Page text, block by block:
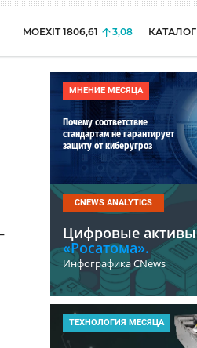
MOEXIT 1806,61 3,08 КАТАЛОГ
МНЕНИЕ МЕСЯЦА
Почему соответствие
стандартам не гарантирует
защиту от киберугроз
CNEWS ANALYTICS
Цифровые активы
«Росатома».
Инфографика CNews
ТЕХНОЛОГИЯ МЕСЯЦА